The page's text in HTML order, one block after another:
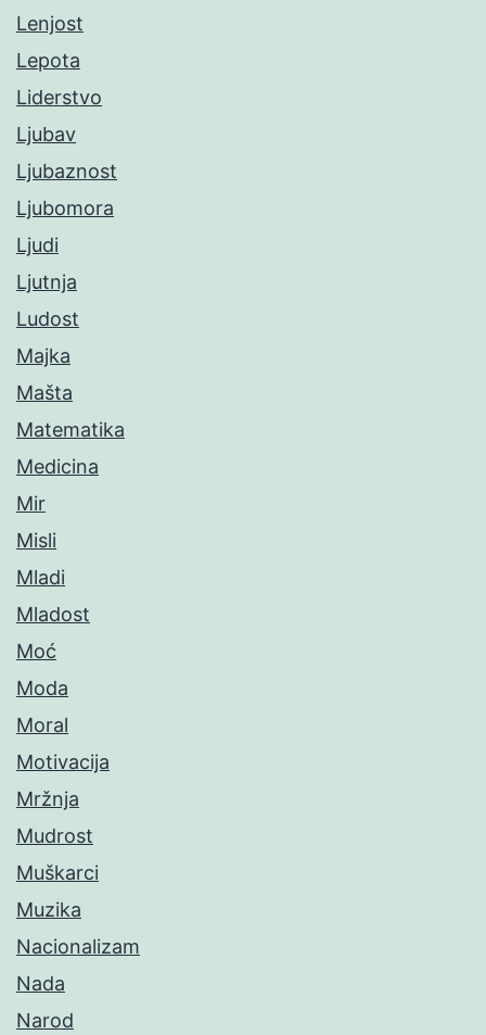
Lenjost
Lepota
Liderstvo
Ljubav
Ljubaznost
Ljubomora
Ljudi
Ljutnja
Ludost
Majka
Mašta
Matematika
Medicina
Mir
Misli
Mladi
Mladost
Moć
Moda
Moral
Motivacija
Mržnja
Mudrost
Muškarci
Muzika
Nacionalizam
Nada
Narod